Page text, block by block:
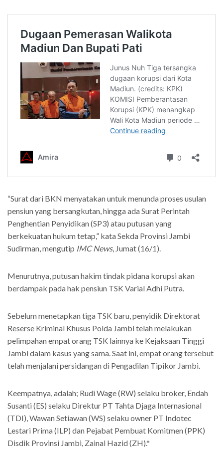
“Surat dari BKN menyatakan untuk menunda proses usulan
pensiun yang bersangkutan, hingga ada Surat Perintah
Penghentian Penyidikan (SP3) atau putusan yang
berkekuatan hukum tetap,” kata Sekda Provinsi Jambi
Sudirman, mengutip IMC News, Jumat (16/1).
Menurutnya, putusan hakim tindak pidana korupsi akan
berdampak pada hak pensiun TSK Varial Adhi Putra.
Sebelum menetapkan tiga TSK baru, penyidik Direktorat
Reserse Kriminal Khusus Polda Jambi telah melakukan
pelimpahan empat orang TSK lainnya ke Kejaksaan Tinggi
Jambi dalam kasus yang sama. Saat ini, empat orang tersebut
telah menjalani persidangan di Pengadilan Tipikor Jambi.
Keempatnya, adalah; Rudi Wage (RW) selaku broker, Endah
Susanti (ES) selaku Direktur PT Tahta Djaga Internasional
(TDI), Wawan Setiawan (WS) selaku owner PT Indotec
Lestari Prima (ILP) dan Pejabat Pembuat Komitmen (PPK)
Disdik Provinsi Jambi, Zainal Hazid (ZH).*